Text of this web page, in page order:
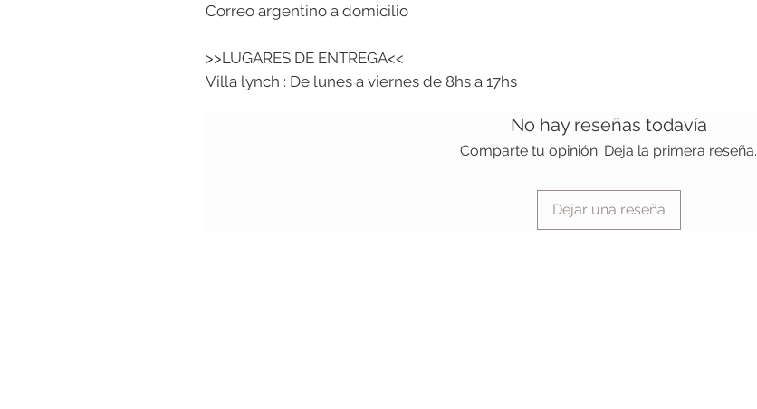
Correo argentino a domicilio
>>LUGARES DE ENTREGA<<
Villa lynch : De lunes a viernes de 8hs a 17hs
No hay reseñas todavía
Comparte tu opinión. Deja la primera reseña.
Dejar una reseña